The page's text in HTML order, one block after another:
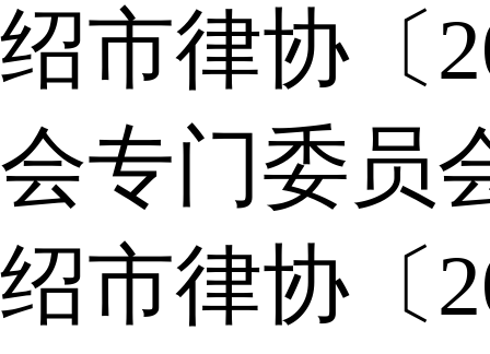
绍市律协〔
会专门委员
绍市律协〔